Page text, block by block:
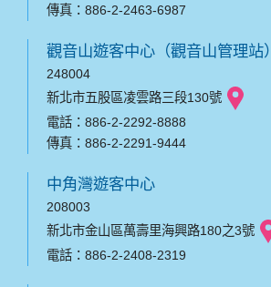
傳真：886-2-2463-6987
觀音山遊客中心（觀音山管理站）
248004
新北市五股區凌雲路三段130號
電話：886-2-2292-8888
傳真：886-2-2291-9444
中角灣遊客中心
208003
新北市金山區萬壽里海興路180之3號
電話：886-2-2408-2319